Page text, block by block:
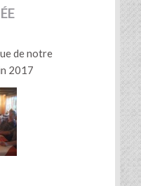
de notre
2017